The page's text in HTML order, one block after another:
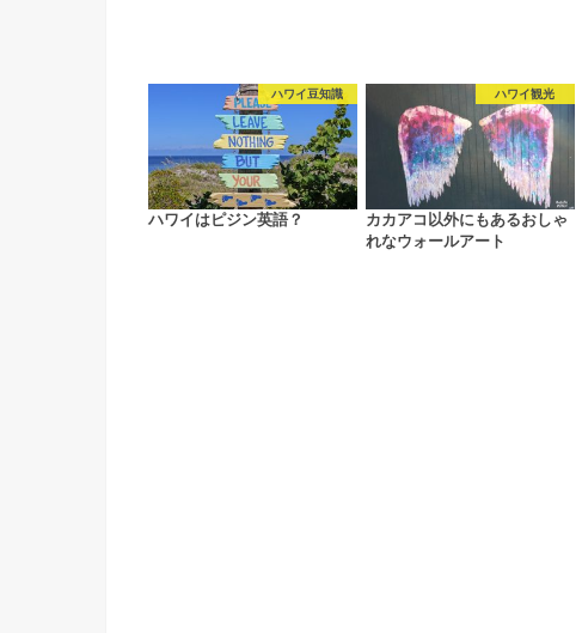
ハワイ豆知識
ハワイはピジン英語？
ハワイ観光
カカアコ以外にもあるおしゃ
れなウォールアート